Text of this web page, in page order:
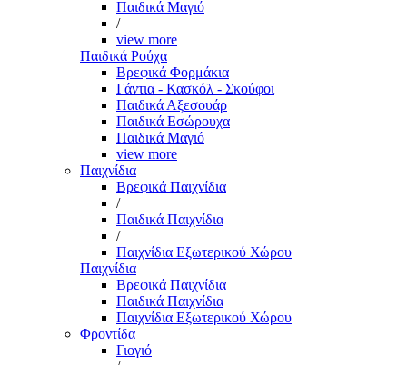
Παιδικά Μαγιό
/
view more
Παιδικά Ρούχα
Βρεφικά Φορμάκια
Γάντια - Κασκόλ - Σκούφοι
Παιδικά Αξεσουάρ
Παιδικά Εσώρουχα
Παιδικά Μαγιό
view more
Παιχνίδια
Βρεφικά Παιχνίδια
/
Παιδικά Παιχνίδια
/
Παιχνίδια Εξωτερικού Χώρου
Παιχνίδια
Βρεφικά Παιχνίδια
Παιδικά Παιχνίδια
Παιχνίδια Εξωτερικού Χώρου
Φροντίδα
Γιογιό